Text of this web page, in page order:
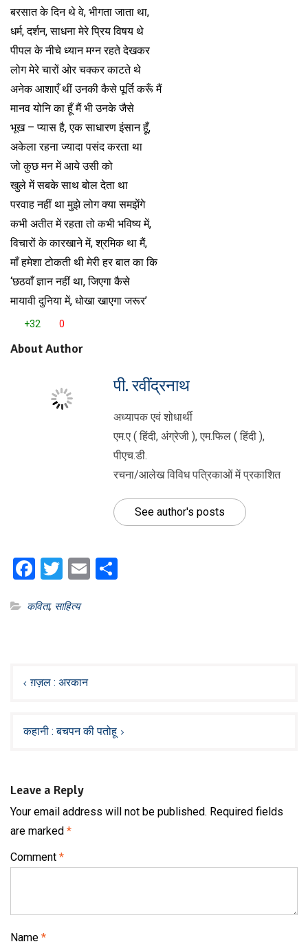
बरसात के दिन थे वे, भीगता जाता था,
धर्म, दर्शन, साधना मेरे प्रिय विषय थे
पीपल के नीचे ध्यान मग्न रहते देखकर
लोग मेरे चारों ओर चक्कर काटते थे
अनेक आशाएँ थीं उनकी कैसे पूर्ति करूँ मैं
मानव योनि का हूँ मैं भी उनके जैसे
भूख – प्यास है, एक साधारण इंसान हूँ,
अकेला रहना ज्यादा पसंद करता था
जो कुछ मन में आये उसी को
खुले में सबके साथ बोल देता था
परवाह नहीं था मुझे लोग क्या समझेंगे
कभी अतीत में रहता तो कभी भविष्य में,
विचारों के कारखाने में, श्रमिक था मैं,
माँ हमेशा टोकती थी मेरी हर बात का कि
‘छठवाँ ज्ञान नहीं था, जिएगा कैसे
मायावी दुनिया में, धोखा खाएगा जरूर’
+32 0
About Author
पी. रवींद्रनाथ
अध्यापक एवं शोधार्थी
एम.ए ( हिंदी, अंग्रेजी ), एम.फिल ( हिंदी ),
पीएच.डी.
रचना/आलेख विविध पत्रिकाओं में प्रकाशित
See author's posts
Facebook
Twitter
Email
कविता, साहित्य
navigation
ग़ज़ल : अरकान
कहानी : बचपन की पतोहू
Leave a Reply
Your email address will not be published. Required fields
are marked *
Comment *
Name *